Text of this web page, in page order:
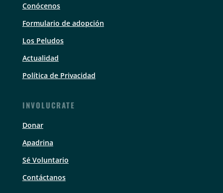
Conócenos
Formulario de adopción
Los Peludos
Actualidad
Política de Privacidad
INVOLUCRATE
Donar
Apadrina
Sé Voluntario
Contáctanos